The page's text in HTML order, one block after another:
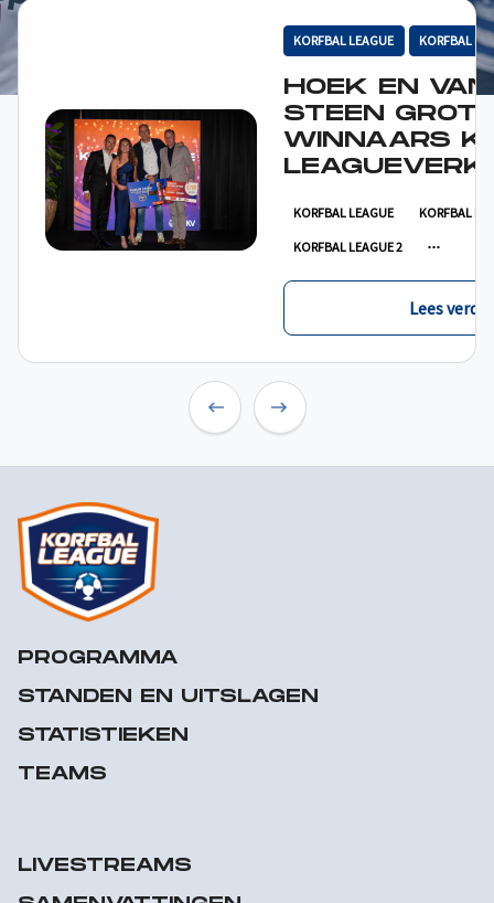
KORFBAL LEAGUE KORFBAL
HOEK EN VAN
STEEN
WINNAARS
KORFBAL LEAGUE KORFBAL
KORFBAL LEAGUE 2
Lees verder
PROGRAMMA
STANDEN EN UITSLAGEN
STATISTIEKEN
TEAMS
LIVESTREAMS